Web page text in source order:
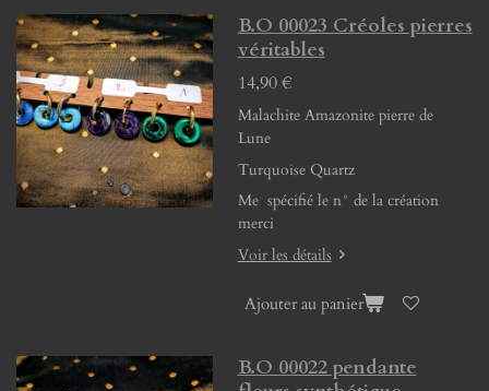
B.O 00023 Créoles pierres
véritables
14,90 €
Malachite Amazonite pierre de
Lune
Turquoise Quartz
Me spécifié le n° de la création
merci
Voir les détails
Ajouter au panier
B.O 00022 pendante